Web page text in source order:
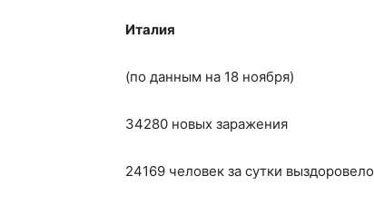
Италия
(по данным на 18 ноября)
34280 новых заражения
24169 человек за сутки выздоровело